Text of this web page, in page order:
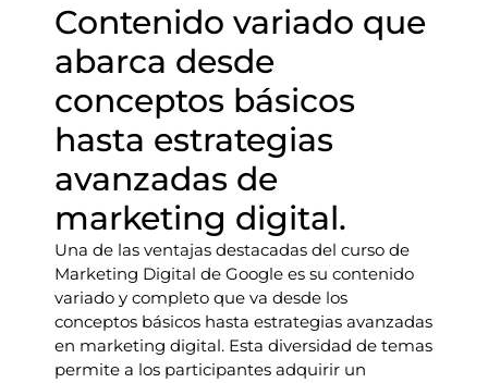
Contenido variado que
abarca desde
conceptos básicos
hasta estrategias
avanzadas de
marketing digital.
Una de las ventajas destacadas del curso de
Marketing Digital de Google es su contenido
variado y completo que va desde los
conceptos básicos hasta estrategias avanzadas
en marketing digital. Esta diversidad de temas
permite a los participantes adquirir un